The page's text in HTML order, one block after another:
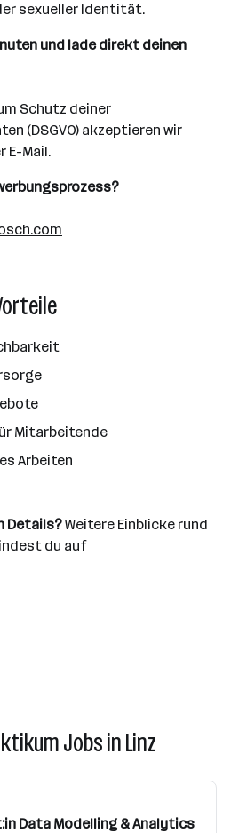
sexueller Identität.
und lade direkt deinen
Schutz deiner
(DSGVO) akzeptieren wir
E-Mail.
Mitarbeitende
Arbeiten
Details?Weitere Einblicke rund
du auf
Jobs in Linz
Data Modelling & Analytics